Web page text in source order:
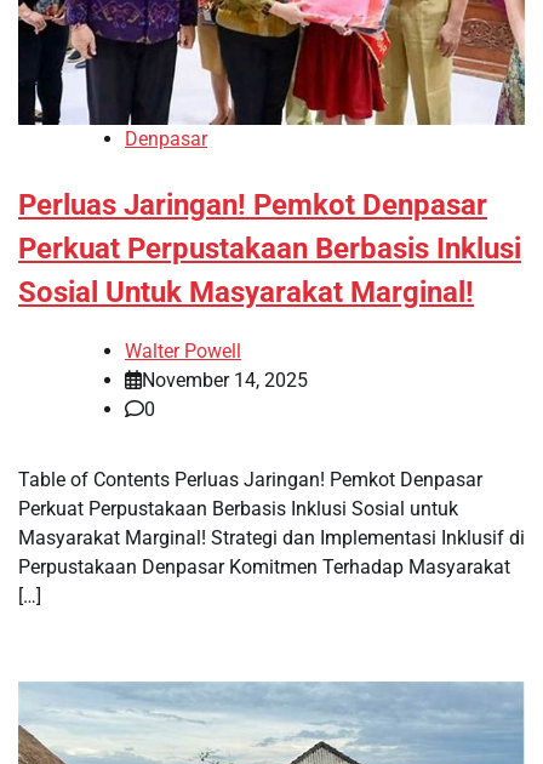
Denpasar
Perluas Jaringan! Pemkot Denpasar
Perkuat Perpustakaan Berbasis Inklusi
Sosial Untuk Masyarakat Marginal!
Walter Powell
November 14, 2025
0
Table of Contents Perluas Jaringan! Pemkot Denpasar
Perkuat Perpustakaan Berbasis Inklusi Sosial untuk
Masyarakat Marginal! Strategi dan Implementasi Inklusif di
Perpustakaan Denpasar Komitmen Terhadap Masyarakat
[…]